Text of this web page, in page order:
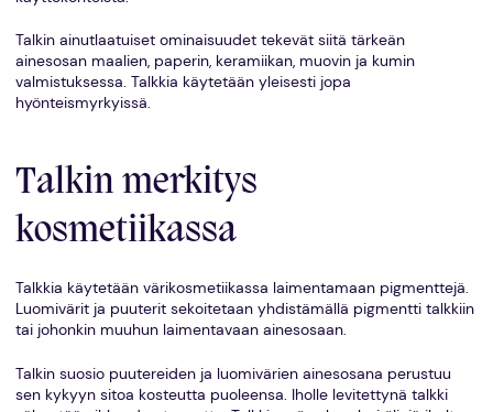
Talkin ainutlaatuiset ominaisuudet tekevät siitä tärkeän
ainesosan maalien, paperin, keramiikan, muovin ja kumin
valmistuksessa. Talkkia käytetään yleisesti jopa
hyönteismyrkyissä.
Talkin merkitys
kosmetiikassa
Talkkia käytetään värikosmetiikassa laimentamaan pigmenttejä.
Luomivärit ja puuterit sekoitetaan yhdistämällä pigmentti talkkiin
tai johonkin muuhun laimentavaan ainesosaan.
Talkin suosio puutereiden ja luomivärien ainesosana perustuu
sen kykyyn sitoa kosteutta puoleensa. Iholle levitettynä talkki